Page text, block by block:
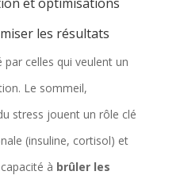
les résultats
celles qui veulent un
Le sommeil,
stress jouent un rôle clé
(insuline, cortisol) et
à brûler les